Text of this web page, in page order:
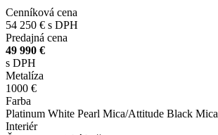
Cenníková cena
54 250 € s DPH
Predajná cena
49 990 €
s DPH
Metalíza
1000 €
Farba
Platinum White Pearl Mica/Attitude Black Mica
Interiér